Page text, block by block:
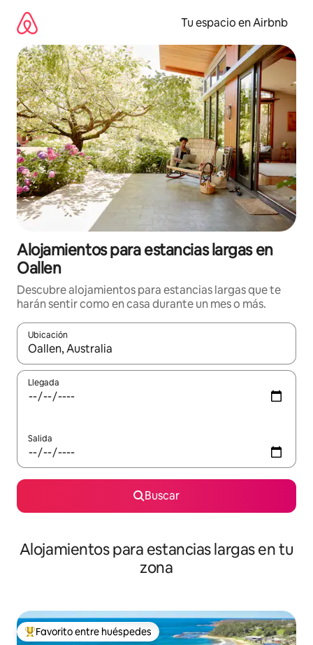
contenido
Tu espacio en Airbnb
Alojamientos para estancias largas en
Oallen
Descubre alojamientos para estancias largas que te
harán sentir como en casa durante un mes o más.
Ubicación
Cuando los resultados estén disponibles, podrás navegar
Llegada
Salida
Buscar
Alojamientos para estancias largas en tu
zona
De los mejores en Favorito entre huéspedes
Favorito entre huéspedes